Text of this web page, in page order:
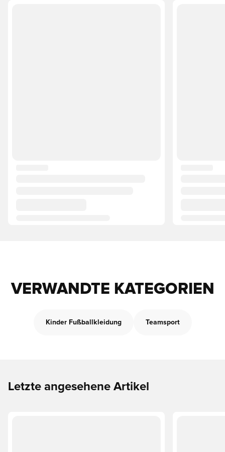
VERWANDTE KATEGORIEN
Kinder Fußballkleidung Teamsport
Letzte angesehene Artikel